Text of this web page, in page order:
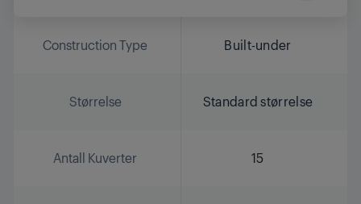
Construction Type Built-under
Størrelse Standard størrelse
Antall Kuverter 15